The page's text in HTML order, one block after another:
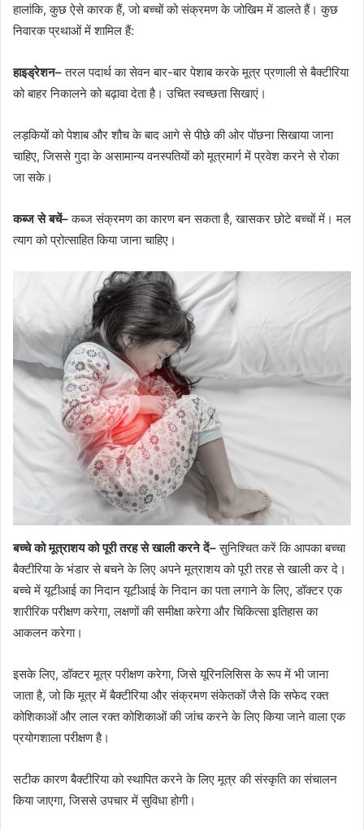
हालांकि, कुछ ऐसे कारक हैं, जो बच्चों को संक्रमण के जोखिम में डालते हैं। कुछ
निवारक प्रथाओं में शामिल हैं:
हाइड्रेशन– तरल पदार्थ का सेवन बार-बार पेशाब करके मूत्र प्रणाली से बैक्टीरिया
को बाहर निकालने को बढ़ावा देता है। उचित स्वच्छता सिखाएं।
लड़कियों को पेशाब और शौच के बाद आगे से पीछे की ओर पोंछना सिखाया जाना
चाहिए, जिससे गुदा के असामान्य वनस्पतियों को मूत्रमार्ग में प्रवेश करने से रोका
जा सके।
कब्ज से बचें–कब्ज संक्रमण का कारण बन सकता है, खासकर छोटे बच्चों में। मल
त्याग को प्रोत्साहित किया जाना चाहिए।
बच्चे को मूत्राशय को पूरी तरह से खाली करने दें–सुनिश्चित करें कि आपका बच्चा
बैक्टीरिया के भंडार से बचने के लिए अपने मूत्राशय को पूरी तरह से खाली कर दे।
बच्चे में यूटीआई का निदान यूटीआई के निदान का पता लगाने के लिए, डॉक्टर एक
शारीरिक परीक्षण करेगा, लक्षणों की समीक्षा करेगा और चिकित्सा इतिहास का
आकलन करेगा।
इसके लिए, डॉक्टर मूत्र परीक्षण करेगा, जिसे यूरिनलिसिस के रूप में भी जाना
जाता है, जो कि मूत्र में बैक्टीरिया और संक्रमण संकेतकों जैसे कि सफेद रक्त
कोशिकाओं और लाल रक्त कोशिकाओं की जांच करने के लिए किया जाने वाला एक
प्रयोगशाला परीक्षण है।
सटीक कारण बैक्टीरिया को स्थापित करने के लिए मूत्र की संस्कृति का संचालन
किया जाएगा, जिससे उपचार में सुविधा होगी।